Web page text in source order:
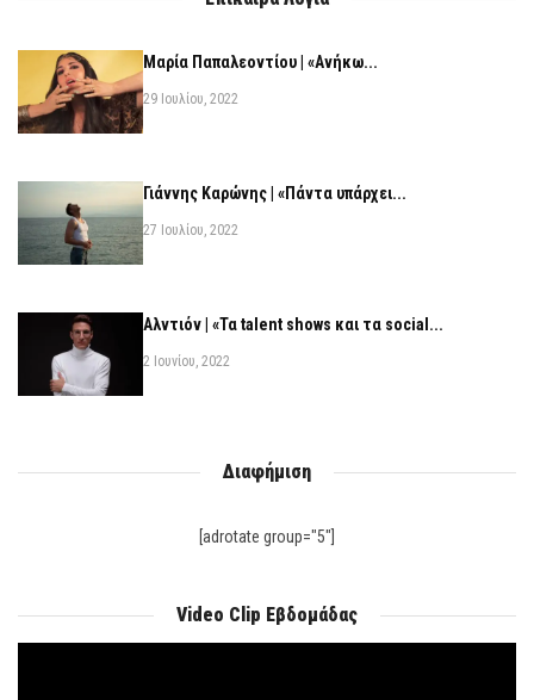
Μαρία Παπαλεοντίου | «Ανήκω...
29 Ιουλίου, 2022
Γιάννης Καρώνης | «Πάντα υπάρχει...
27 Ιουλίου, 2022
Αλντιόν | «Τα talent shows και τα social...
2 Ιουνίου, 2022
Διαφήμιση
[adrotate group="5"]
Video Clip Εβδομάδας